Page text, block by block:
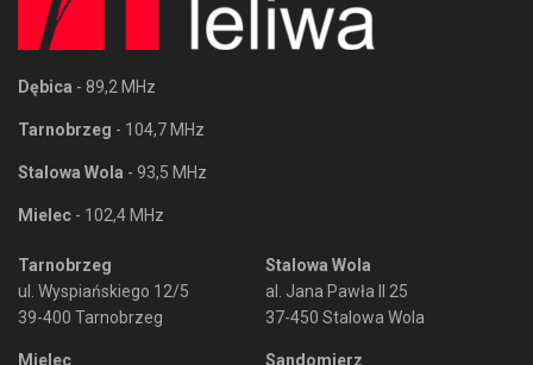
Dębica - 89,2 MHz
Tarnobrzeg - 104,7 MHz
Stalowa Wola - 93,5 MHz
Mielec - 102,4 MHz
Tarnobrzeg
ul. Wyspiańskiego 12/5
39-400 Tarnobrzeg
Mielec
Stalowa Wola
al. Jana Pawła II 25
37-450 Stalowa Wola
Sandomierz